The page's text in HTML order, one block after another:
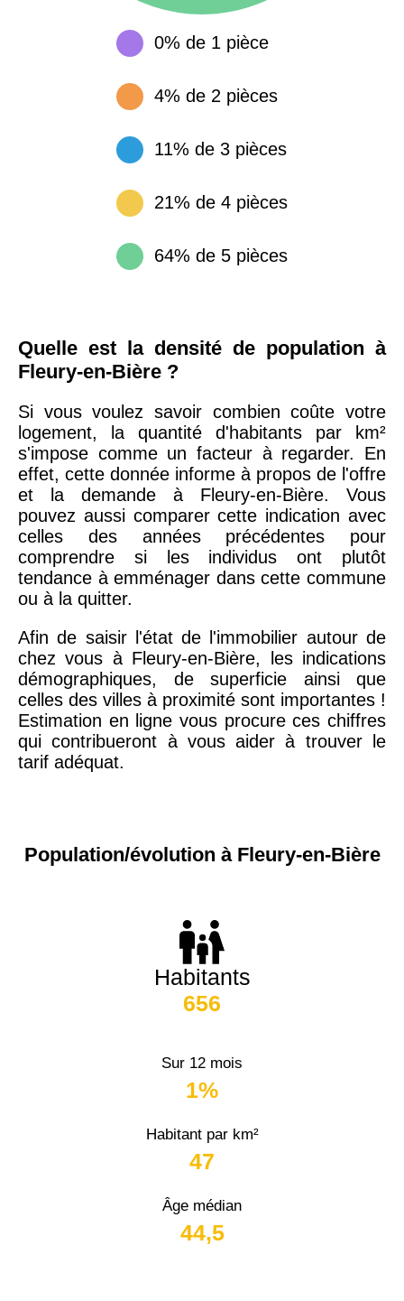
0% de 1 pièce
4% de 2 pièces
11% de 3 pièces
21% de 4 pièces
64% de 5 pièces
Quelle est la densité de population à
Fleury-en-Bière ?
Si vous voulez savoir combien coûte votre
logement, la quantité d'habitants par km²
s'impose comme un facteur à regarder. En
effet, cette donnée informe à propos de l'offre
et la demande à Fleury-en-Bière. Vous
pouvez aussi comparer cette indication avec
celles des années précédentes pour
comprendre si les individus ont plutôt
tendance à emménager dans cette commune
ou à la quitter.
Afin de saisir l'état de l'immobilier autour de
chez vous à Fleury-en-Bière, les indications
démographiques, de superficie ainsi que
celles des villes à proximité sont importantes !
Estimation en ligne vous procure ces chiffres
qui contribueront à vous aider à trouver le
tarif adéquat.
Population/évolution à Fleury-en-Bière
Habitants
656
Sur 12 mois
1%
Habitant par km²
47
Âge médian
44,5